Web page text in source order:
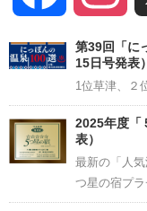
第39回「に
15日号発表）
1位草津、２
2025年度「
表）
最新の「人
つ星の宿プラ